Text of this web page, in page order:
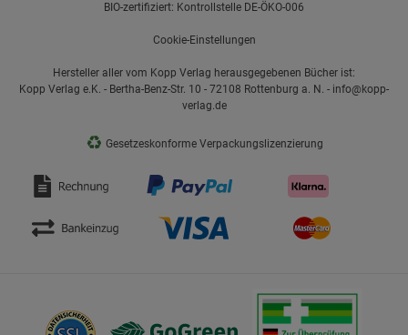
BIO-zertifiziert: Kontrollstelle DE-ÖKO-006
Cookie-Einstellungen
Hersteller aller vom Kopp Verlag herausgegebenen Bücher ist:
Kopp Verlag e.K. - Bertha-Benz-Str. 10 - 72108 Rottenburg a. N. - info@kopp-
verlag.de
♻ Gesetzeskonforme Verpackungslizenzierung